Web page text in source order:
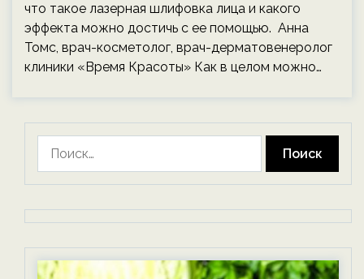
что такое лазерная шлифовка лица и какого
эффекта можно достичь с ее помощью. Анна
Томс, врач-косметолог, врач-дерматовенеролог
клиники «Время Красоты» Как в целом можно…